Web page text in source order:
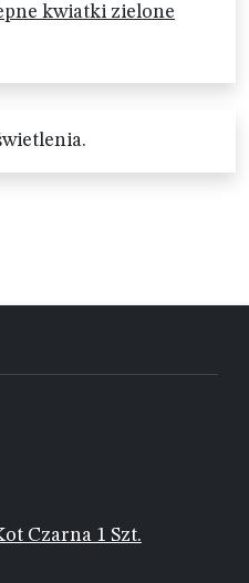
kwiatki zielone
Czarna 1 Szt.